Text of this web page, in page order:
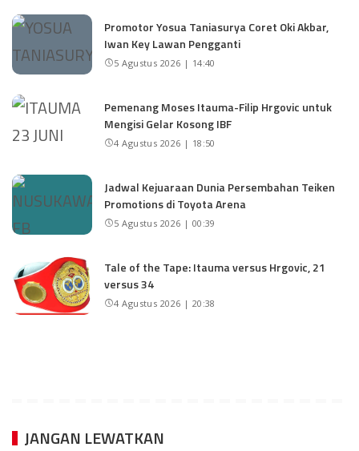
Promotor Yosua Taniasurya Coret Oki Akbar,
Iwan Key Lawan Pengganti
5 Agustus 2026 | 14:40
Pemenang Moses Itauma-Filip Hrgovic untuk
Mengisi Gelar Kosong IBF
4 Agustus 2026 | 18:50
Jadwal Kejuaraan Dunia Persembahan Teiken
Promotions di Toyota Arena
5 Agustus 2026 | 00:39
Tale of the Tape: Itauma versus Hrgovic, 21
versus 34
4 Agustus 2026 | 20:38
JANGAN LEWATKAN